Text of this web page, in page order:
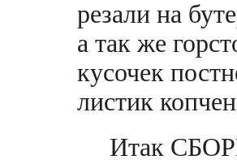
резали на
а так же
кусочек
листик
Итак